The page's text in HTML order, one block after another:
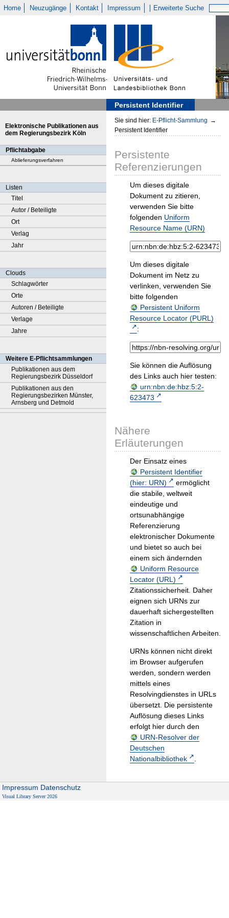
Home Neuzugänge Kontakt Impressum Erweiterte Suche
Persistent Identifier
Elektronische Publikationen aus
dem Regierungsbezirk Köln
Pflichtabgabe
Ablieferungsverfahren
Listen
Titel
Autor / Beteiligte
Ort
Verlag
Jahr
Clouds
Schlagwörter
Orte
Autoren / Beteiligte
Verlage
Jahre
Weitere E-Pflichtsammlungen
Publikationen aus dem
Regierungsbezirk Düsseldorf
Publikationen aus den
Regierungsbezirken Münster,
Arnsberg und Detmold
Sie sind hier: E-Pflicht-Sammlung →
Persistent Identifier
Persistente
Referenzierungen
Um dieses digitale
Dokument zu zitieren,
verwenden Sie bitte
folgenden Uniform
Resource Name (URN)
Um dieses digitale
Dokument im Netz zu
verlinken, verwenden Sie
bitte folgenden
Persistent Uniform
Resource Locator (PURL)
:
Sie können die Auflösung
des Links auch hier testen:
urn:nbn:de:hbz:5:2-
623473
Nähere
Erläuterungen
Der Einsatz eines
Persistent Identifier
(hier: URN)
ermöglicht
die stabile, weltweit
eindeutige und
ortsunabhängige
Referenzierung
elektronischer Dokumente
und bietet so auch bei
einem sich ändernden
Uniform Resource
Locator (URL)
Zitationssicherheit. Daher
eignen sich URNs zur
dauerhaft sichergestellten
Zitation in
wissenschaftlichen Arbeiten.
URNs können nicht direkt
im Browser aufgerufen
werden, sondern werden
mittels eines
Resolvingdienstes in URLs
übersetzt. Die persistente
Auflösung dieses Links
erfolgt hier durch den
URN-Resolver der
Deutschen
Nationalbibliothek
.
Impressum Datenschutz
Visual Library Server 2026